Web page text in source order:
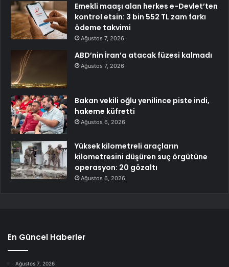
Emekli maaşı alan herkes e-Devlet’ten
kontrol etsin: 3 bin 552 TL zam farkı
ödeme takvimi
Ağustos 7, 2026
ABD’nin İran’a atacak füzesi kalmadı
Ağustos 7, 2026
Bakan vekili oğlu yenilince piste indi,
hakeme küfretti
Ağustos 6, 2026
Yüksek kilometreli araçların
kilometresini düşüren suç örgütüne
operasyon: 20 gözaltı
Ağustos 6, 2026
En Güncel Haberler
Ağustos 7, 2026